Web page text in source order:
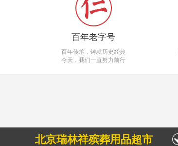
百年老字号
百年传承，铸就历史经典
今天，我们一直努力前行
北京瑞林祥殡葬用品超市